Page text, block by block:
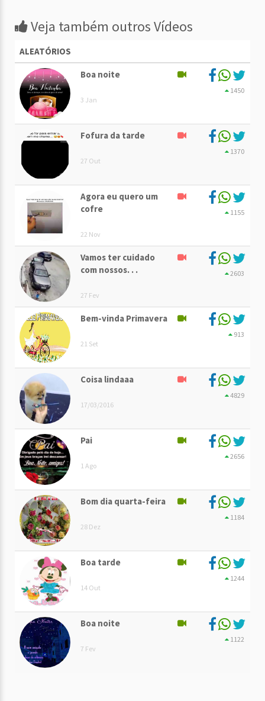
Veja também outros Vídeos
ALEATÓRIOS
Boa noite
3 Jan
1450
Fofura da tarde
27 Out
1370
Agora eu quero um
cofre
22 Nov
1155
Vamos ter cuidado
com nossos. . .
27 Fev
2603
Bem-vinda Primavera
21 Set
913
Coisa lindaaa
17/03/2016
4829
Pai
1 Ago
2656
Bom dia quarta-feira
28 Dez
1184
Boa tarde
14 Out
1244
Boa noite
7 Fev
1122